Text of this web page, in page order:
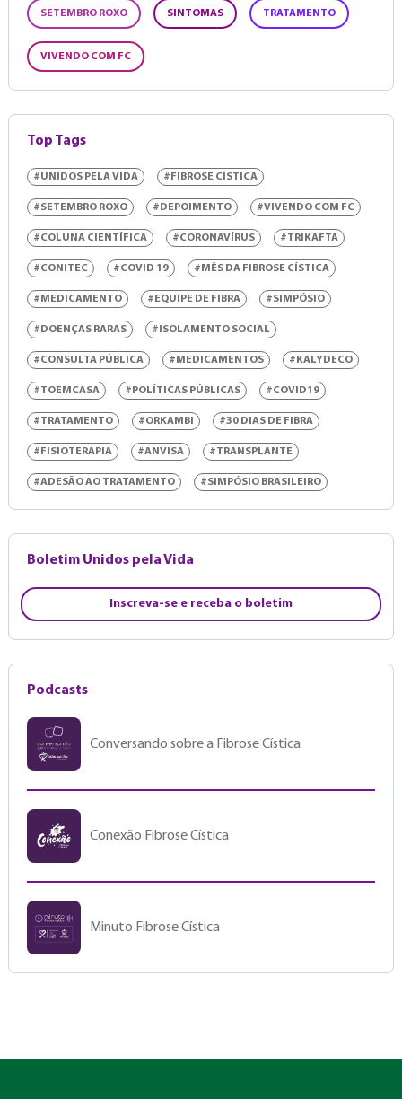
SETEMBRO ROXO SINTOMAS TRATAMENTO
VIVENDO COM FC
Top Tags
#UNIDOS PELA VIDA #FIBROSE CÍSTICA
#SETEMBRO ROXO #DEPOIMENTO #VIVENDO COM FC
#COLUNA CIENTÍFICA #CORONAVÍRUS #TRIKAFTA
#CONITEC #COVID 19 #MÊS DA FIBROSE CÍSTICA
#MEDICAMENTO #EQUIPE DE FIBRA #SIMPÓSIO
#DOENÇAS RARAS #ISOLAMENTO SOCIAL
#CONSULTA PÚBLICA #MEDICAMENTOS #KALYDECO
#TOEMCASA #POLÍTICAS PÚBLICAS #COVID19
#TRATAMENTO #ORKAMBI #30 DIAS DE FIBRA
#FISIOTERAPIA #ANVISA #TRANSPLANTE
#ADESÃO AO TRATAMENTO #SIMPÓSIO BRASILEIRO
Boletim Unidos pela Vida
Inscreva-se e receba o boletim
Podcasts
Conversando sobre a Fibrose Cística
Conexão Fibrose Cística
Minuto Fibrose Cística